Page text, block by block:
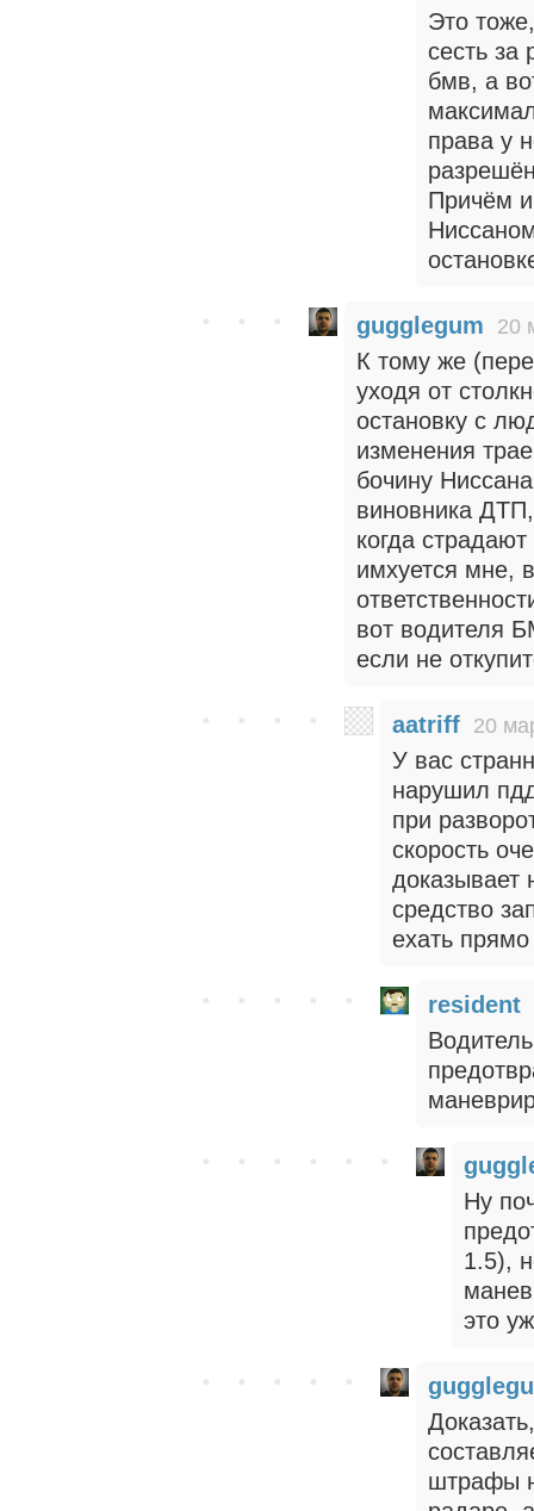
Это
сесть за
бмв, а
права у
Причём
gugglegum 20
К тому же
уходя от
остановку с
изменения
бочину
виновника
когда
имхуется мне,
вот водителя
если не
aatriff 20
У вас
нарушил
при
скорость
доказывает
средство
ехать
resident
Ну
1.5),
это
штрафы